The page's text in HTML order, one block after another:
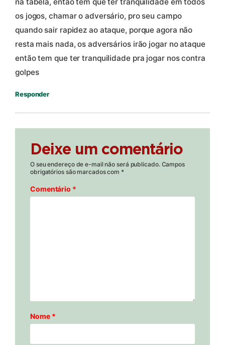
os jogos, chamar o adversário, pro seu campo
quando sair rapidez ao ataque, porque agora não
resta mais nada, os adversários irão jogar no ataque
então tem que ter tranquilidade pra jogar nos contra
golpes
Responder
Deixe um comentário
O seu endereço de e-mail não será publicado. Campos
obrigatórios são marcados com *
Comentário *
Nome *